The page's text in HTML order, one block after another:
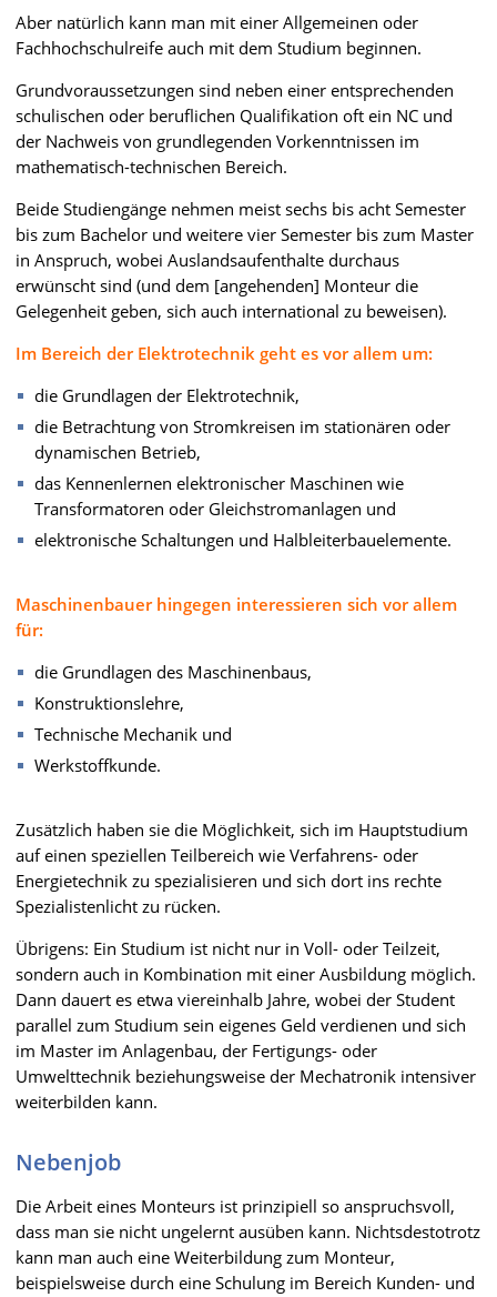
Aber natürlich kann man mit einer Allgemeinen oder
Fachhochschulreife auch mit dem Studium beginnen.
Grundvoraussetzungen sind neben einer entsprechenden
schulischen oder beruflichen Qualifikation oft ein NC und
der Nachweis von grundlegenden Vorkenntnissen im
mathematisch-technischen Bereich.
Beide Studiengänge nehmen meist sechs bis acht Semester
bis zum Bachelor und weitere vier Semester bis zum Master
in Anspruch, wobei Auslandsaufenthalte durchaus
erwünscht sind (und dem [angehenden] Monteur die
Gelegenheit geben, sich auch international zu beweisen).
Im Bereich der Elektrotechnik geht es vor allem um:
die Grundlagen der Elektrotechnik,
die Betrachtung von Stromkreisen im stationären oder
dynamischen Betrieb,
das Kennenlernen elektronischer Maschinen wie
Transformatoren oder Gleichstromanlagen und
elektronische Schaltungen und Halbleiterbauelemente.
Maschinenbauer hingegen interessieren sich vor allem
für:
die Grundlagen des Maschinenbaus,
Konstruktionslehre,
Technische Mechanik und
Werkstoffkunde.
Zusätzlich haben sie die Möglichkeit, sich im Hauptstudium
auf einen speziellen Teilbereich wie Verfahrens- oder
Energietechnik zu spezialisieren und sich dort ins rechte
Spezialistenlicht zu rücken.
Übrigens: Ein Studium ist nicht nur in Voll- oder Teilzeit,
sondern auch in Kombination mit einer Ausbildung möglich.
Dann dauert es etwa viereinhalb Jahre, wobei der Student
parallel zum Studium sein eigenes Geld verdienen und sich
im Master im Anlagenbau, der Fertigungs- oder
Umwelttechnik beziehungsweise der Mechatronik intensiver
weiterbilden kann.
Nebenjob
Die Arbeit eines Monteurs ist prinzipiell so anspruchsvoll,
dass man sie nicht ungelernt ausüben kann. Nichtsdestotrotz
kann man auch eine Weiterbildung zum Monteur,
beispielsweise durch eine Schulung im Bereich Kunden- und